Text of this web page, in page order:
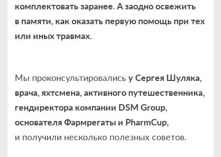
комплектовать заранее. А заодно освежить
в памяти, как оказать первую помощь при тех
или иных травмах.
Мы проконсультировались у Сергея Шуляка,
врача, яхтсмена, активного путешественника,
гендиректора компании DSM Group,
основателя Фармрегаты и PharmCup,
и получили несколько полезных советов.